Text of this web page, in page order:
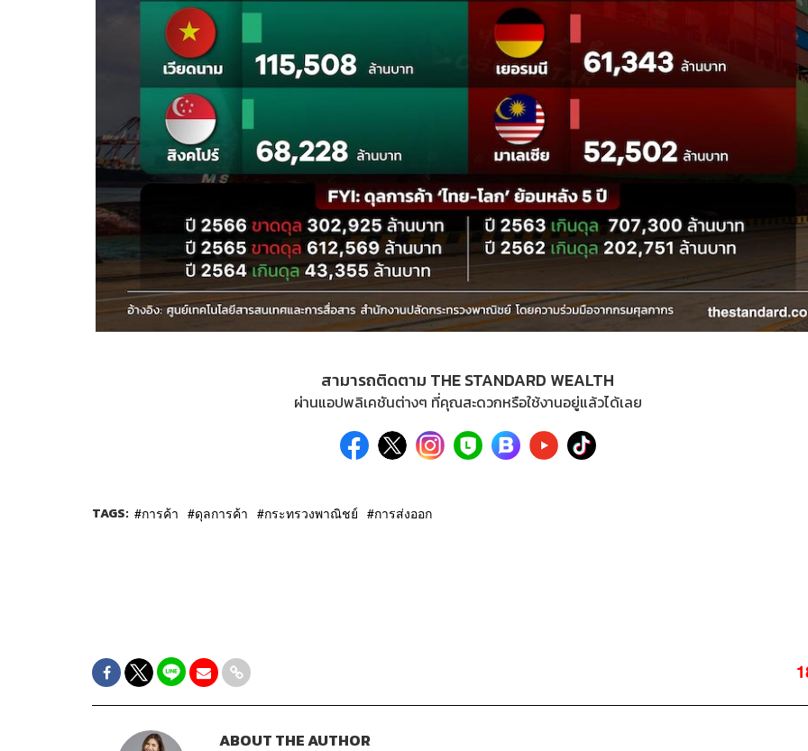
สามารถติดตาม THE STANDARD WEALTH
ผ่านแอปพลิเคชันต่างๆ ที่คุณสะดวกหรือใช้งานอยู่แล้วได้เลย
TAGS: การค้า ดุลการค้า กระทรวงพาณิชย์ การส่งออก
ABOUT THE AUTHOR